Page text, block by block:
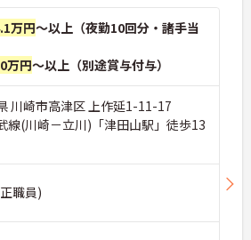
万円～以上（夜勤10回分・諸手当
万円～以上（別途賞与付与）
川崎市高津区 上作延1-11-17
線(川崎－立川)「津田山駅」徒歩13
職員)